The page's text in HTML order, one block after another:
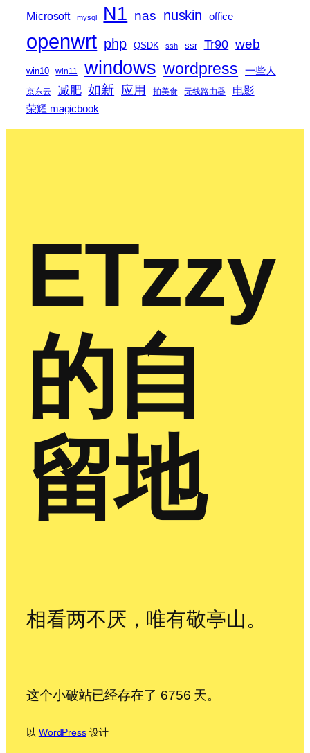
Microsoft mysql N1 nas nuskin office
openwrt php QSDK ssh ssr Tr90 web
win10 win11 windows wordpress 一些人
京东云 减肥 如新 应用 拍美食 无线路由器 电影
荣耀 magicbook
ETzzy
的自
留地
相看两不厌，唯有敬亭山。
这个小破站已经存在了 6756 天。
以 WordPress设计